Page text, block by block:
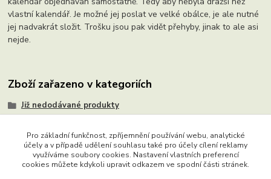
vlastní kalendář. Je možné jej poslat ve velké obálce, je ale nutné
jej nadvakrát složit. Trošku jsou pak vidět přehyby, jinak to ale asi
nejde.
Zboží zařazeno v kategoriích
Již nedodávané produkty
Copyright © 2015 - 2026 Ing. Miloš Hušek - QTEST. Všechna
Pro základní funkčnost, zpříjemnění používání webu, analytické
účely a v případě udělení souhlasu také pro účely cílení reklamy
využíváme soubory cookies. Nastavení vlastních preferencí
cookies můžete kdykoli upravit odkazem ve spodní části stránek.